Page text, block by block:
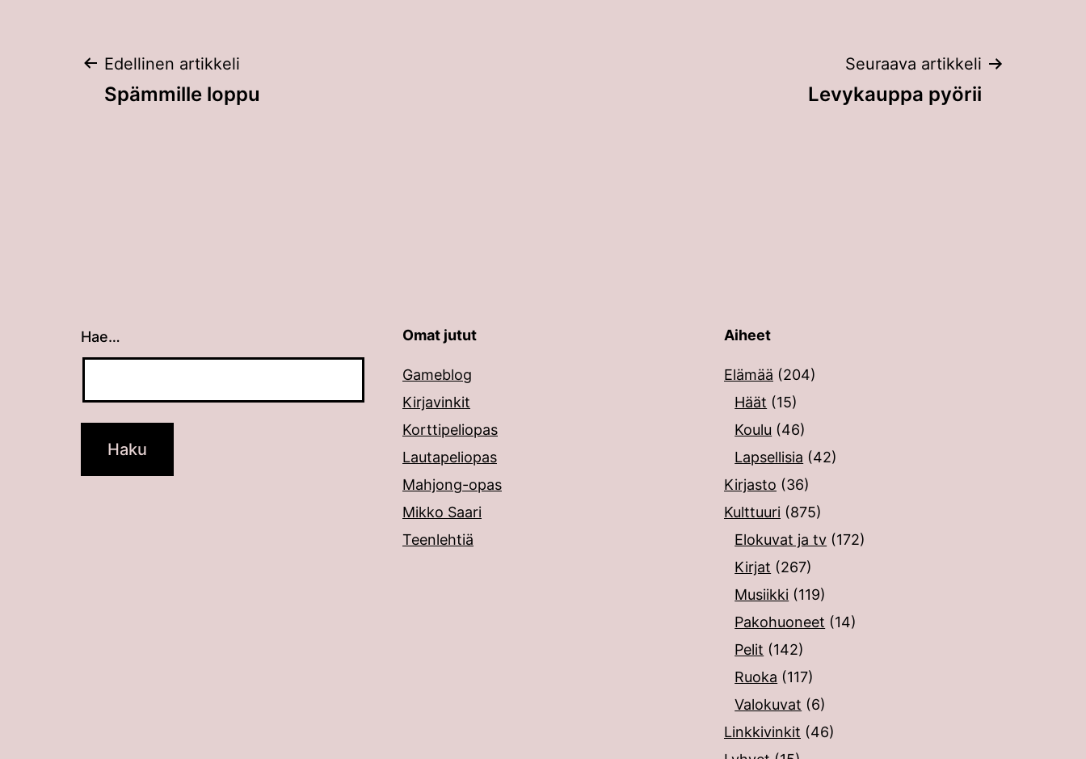
Artikkelien
Edellinen artikkeli
Spämmille loppu
Seuraava artikkeli
Levykauppa pyörii
Hae…
Kun tuloksia tulee, voit selata niitä nuolinäppäimillä ylös ja alas ja siirtyä halutulle sivulle enterin painalluksella. Kosketusnäytöllisten laitteiden
Omat jutut
Gameblog
Kirjavinkit
Korttipeliopas
Lautapeliopas
Mahjong-opas
Mikko Saari
Teenlehtiä
Aiheet
Elämää (204)
Häät (15)
Koulu (46)
Lapsellisia (42)
Kirjasto (36)
Kulttuuri (875)
Elokuvat ja tv (172)
Kirjat (267)
Musiikki (119)
Pakohuoneet (14)
Pelit (142)
Ruoka (117)
Valokuvat (6)
Linkkivinkit (46)